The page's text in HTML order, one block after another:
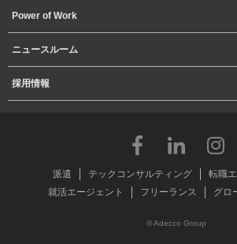
Power of Work
ニュースルーム
採用情報
派遣 テックコンサルティング
転職
就活エージェント
フリーランス グロ
© Adecco Group